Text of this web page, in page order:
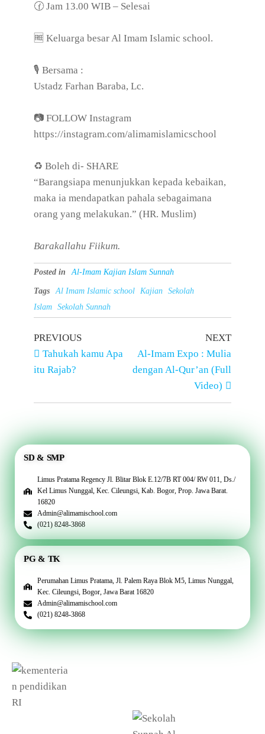
🕜 Jam 13.00 WIB – Selesai
🆓 Keluarga besar Al Imam Islamic school.
🎙 Bersama :
Ustadz Farhan Baraba, Lc.
📷 FOLLOW Instagram
https://instagram.com/alimamislamicschool
♻ Boleh di- SHARE
“Barangsiapa menunjukkan kepada kebaikan,
maka ia mendapatkan pahala sebagaimana
orang yang melakukan.” (HR. Muslim)
Barakallahu Fiikum.
Posted in Al-Imam Kajian Islam Sunnah
Tags Al Imam Islamic school Kajian
Sekolah
Islam
Sekolah Sunnah
PREVIOUS
Tahukah kamu Apa
itu Rajab?
NEXT
Al-Imam Expo : Mulia
dengan Al-Qur’an (Full
Video)
SD & SMP
Limus Pratama Regency Jl. Blitar Blok E.12/7B RT 004/ RW 011, Ds./
Kel Limus Nunggal, Kec. Cileungsi, Kab. Bogor, Prop. Jawa Barat.
16820
Admin@alimamischool.com
(021) 8248-3868
PG & TK
Perumahan Limus Pratama, Jl. Palem Raya Blok M5, Limus Nunggal,
Kec. Cileungsi, Bogor, Jawa Barat 16820
Admin@alimamischool.com
(021) 8248-3868